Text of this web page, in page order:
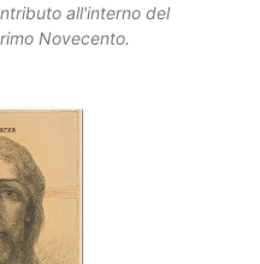
all'interno del
Novecento.